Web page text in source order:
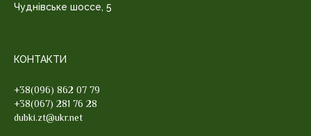
Чуднівське шоссе, 5
КОНТАКТИ
+38(096) 862 07 79
+38(067) 281 76 28
dubki.zt@ukr.net